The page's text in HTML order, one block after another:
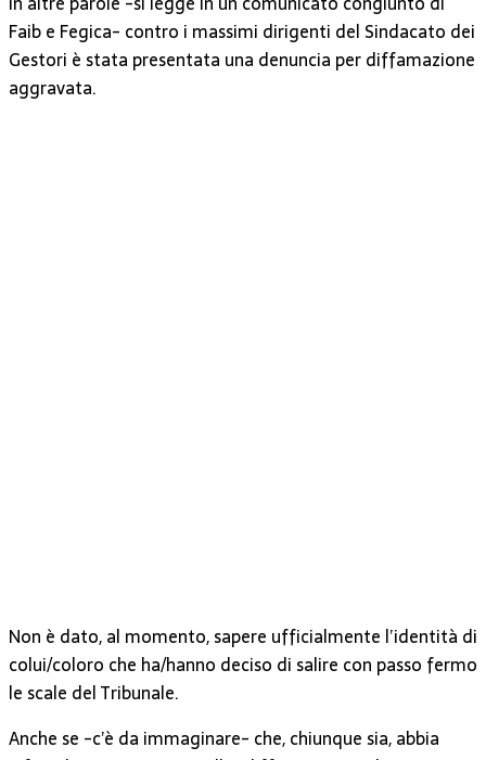
Faib e Fegica- contro i massimi dirigenti del Sindacato dei
Gestori è stata presentata una denuncia per diffamazione
aggravata.
Non è dato, al momento, sapere ufficialmente l’identità di
colui/coloro che ha/hanno deciso di salire con passo fermo
le scale del Tribunale.
Anche se -c’è da immaginare- che, chiunque sia, abbia